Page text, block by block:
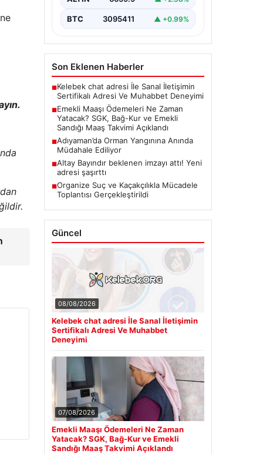
bayram ikramiyelerinin ne…
BTC 3095411 ▲ +0.99%
Son Eklenen Haberler
■Kelebek chat adresi İle Sanal İletişimin
Sertifikalı Adresi Ve Muhabbet Deneyimi
■Emekli Maaşı Ödemeleri Ne Zaman
Yatacak? SGK, Bağ-Kur ve Emekli
Sandığı Maaş Takvimi Açıklandı
■Adıyaman’da Orman Yangınına Anında
Müdahale Ediliyor
■Altay Bayındır beklenen imzayı attı! Yeni
adresi şaşırttı
■Organize Suç ve Kaçakçılıkla Mücadele
Toplantısı Gerçekleştirildi
Güncel
08/08/2026
Kelebek chat adresi İle Sanal İletişimin
Sertifikalı Adresi Ve Muhabbet
Deneyimi
07/08/2026
Emekli Maaşı Ödemeleri Ne Zaman
Yatacak? SGK, Bağ-Kur ve Emekli
Sandığı Maaş Takvimi Açıklandı